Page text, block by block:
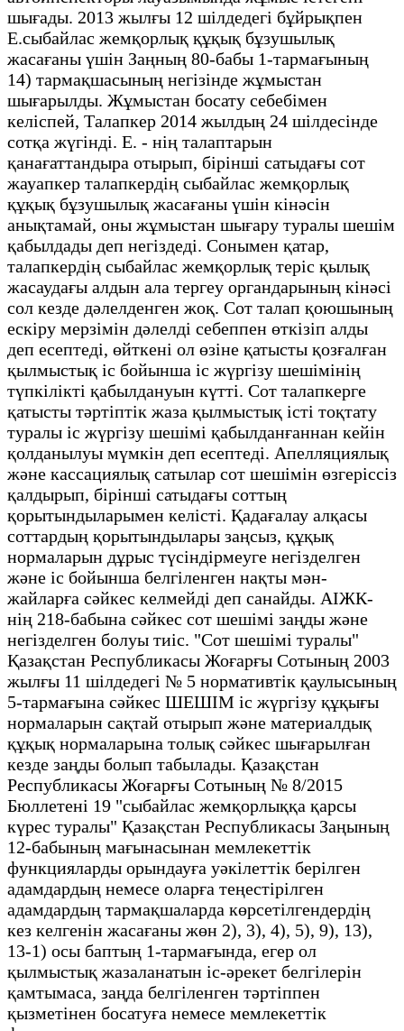
шығады. 2013 жылғы 12 шілдедегі бұйрықпен
Е.сыбайлас жемқорлық құқық бұзушылық
жасағаны үшін Заңның 80-бабы 1-тармағының
14) тармақшасының негізінде жұмыстан
шығарылды. Жұмыстан босату себебімен
келіспей, Талапкер 2014 жылдың 24 шілдесінде
сотқа жүгінді. Е. - нің талаптарын
қанағаттандыра отырып, бірінші сатыдағы сот
жауапкер талапкердің сыбайлас жемқорлық
құқық бұзушылық жасағаны үшін кінәсін
анықтамай, оны жұмыстан шығару туралы шешім
қабылдады деп негіздеді. Сонымен қатар,
талапкердің сыбайлас жемқорлық теріс қылық
жасаудағы алдын ала тергеу органдарының кінәсі
сол кезде дәлелденген жоқ. Сот талап қоюшының
ескіру мерзімін дәлелді себеппен өткізіп алды
деп есептеді, өйткені ол өзіне қатысты қозғалған
қылмыстық іс бойынша іс жүргізу шешімінің
түпкілікті қабылдануын күтті. Сот талапкерге
қатысты тәртіптік жаза қылмыстық істі тоқтату
туралы іс жүргізу шешімі қабылданғаннан кейін
қолданылуы мүмкін деп есептеді. Апелляциялық
және кассациялық сатылар сот шешімін өзгеріссіз
қалдырып, бірінші сатыдағы соттың
қорытындыларымен келісті. Қадағалау алқасы
соттардың қорытындылары заңсыз, құқық
нормаларын дұрыс түсіндірмеуге негізделген
және іс бойынша белгіленген нақты мән-
жайларға сәйкес келмейді деп санайды. АІЖК-
нің 218-бабына сәйкес сот шешімі заңды және
негізделген болуы тиіс. "Сот шешімі туралы"
Қазақстан Республикасы Жоғарғы Сотының 2003
жылғы 11 шілдедегі № 5 нормативтік қаулысының
5-тармағына сәйкес ШЕШІМ іс жүргізу құқығы
нормаларын сақтай отырып және материалдық
құқық нормаларына толық сәйкес шығарылған
кезде заңды болып табылады. Қазақстан
Республикасы Жоғарғы Сотының № 8/2015
Бюллетені 19 "сыбайлас жемқорлыққа қарсы
күрес туралы" Қазақстан Республикасы Заңының
12-бабының мағынасынан мемлекеттік
функцияларды орындауға уәкілеттік берілген
адамдардың немесе оларға теңестірілген
адамдардың тармақшаларда көрсетілгендердің
кез келгенін жасағаны жөн 2), 3), 4), 5), 9), 13),
13-1) осы баптың 1-тармағында, егер ол
қылмыстық жазаланатын іс-әрекет белгілерін
қамтымаса, заңда белгіленген тәртіппен
қызметінен босатуға немесе мемлекеттік